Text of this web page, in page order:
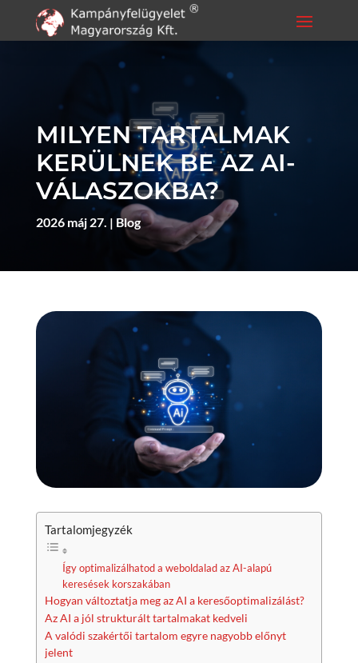
MILYEN TARTALMAK
KERÜLNEK BE AZ AI-
VÁLASZOKBA?
2026 máj 27. Blog
Tartalomjegyzék
Így optimalizálhatod a weboldalad az AI-alapú
keresések korszakában
Hogyan változtatja meg az AI a keresőoptimalizálást?
Az AI a jól strukturált tartalmakat kedveli
A valódi szakértői tartalom egyre nagyobb előnyt
jelent